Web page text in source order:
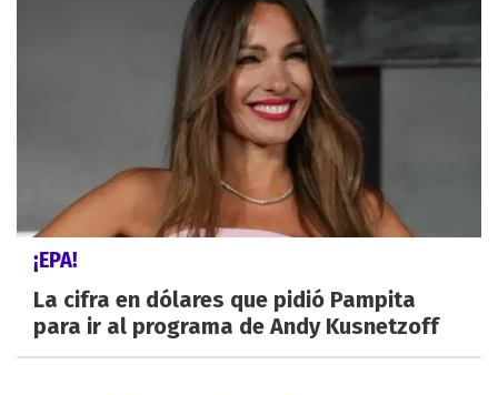
¡EPA!
La cifra en dólares que pidió Pampita
para ir al programa de Andy Kusnetzoff